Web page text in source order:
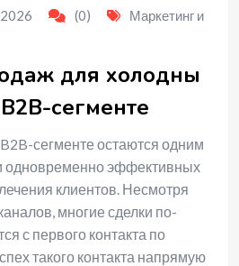
(0)
Маркетинг и
для холодны
сегменте
сегменте остаются одним
одновременно эффективных
клиентов. Несмотря
многие сделки по-
с первого контакта по
такого контакта напрямую